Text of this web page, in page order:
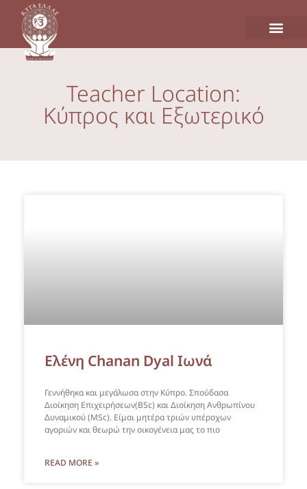
Teacher Location:
Κύπρος και Εξωτερικό
Ελένη Chanan Dyal Ιωνά
Γεννήθηκα και μεγάλωσα στην Κύπρο. Σπούδασα
Διοίκηση Επιχειρήσεων(BSc) και Διοίκηση Ανθρωπίνου
Δυναμικού (MSc). Είμαι μητέρα τριών υπέροχων
αγοριών και θεωρώ την οικογένεια μας το πιο
READ MORE »